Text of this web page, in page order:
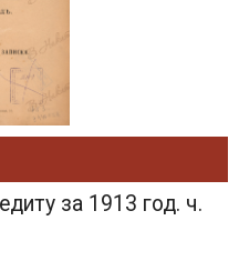
за 1913 год. ч.